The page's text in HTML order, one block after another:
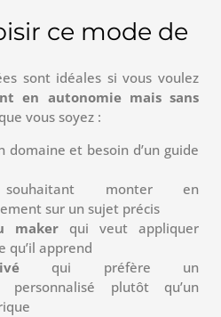
ce mode de
sont idéales si vous voulez
en autonomie mais sans
vous soyez :
domaine et besoin d’un guide
monter en
sur un sujet précis
maker qui veut appliquer
qu’il apprend
qui préfère un
personnalisé plutôt qu’un